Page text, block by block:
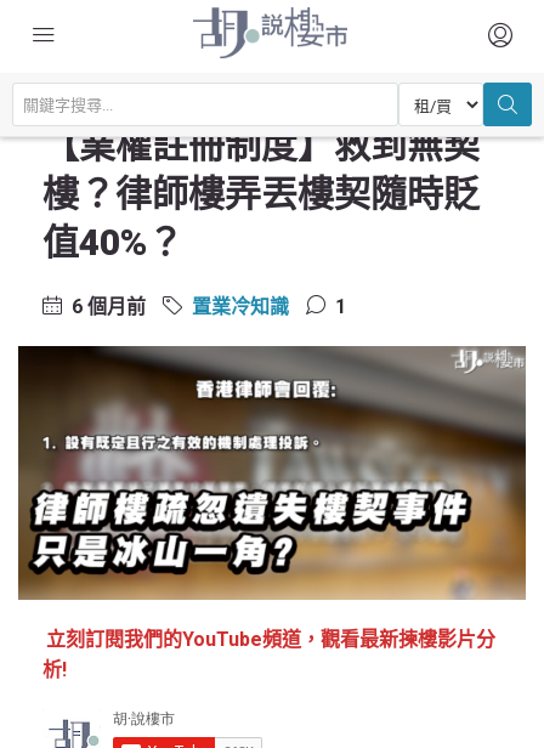
主頁
置業冷知識
【業權註冊制度】救到無契樓？律師樓弄丟樓契隨時貶值40%？
【業權註冊制度】救到無契
樓？律師樓弄丟樓契隨時貶
值40%？
6 個月前 置業冷知識 1
立刻訂閱我們的YouTube頻道，觀看最新揀樓影片分
析!